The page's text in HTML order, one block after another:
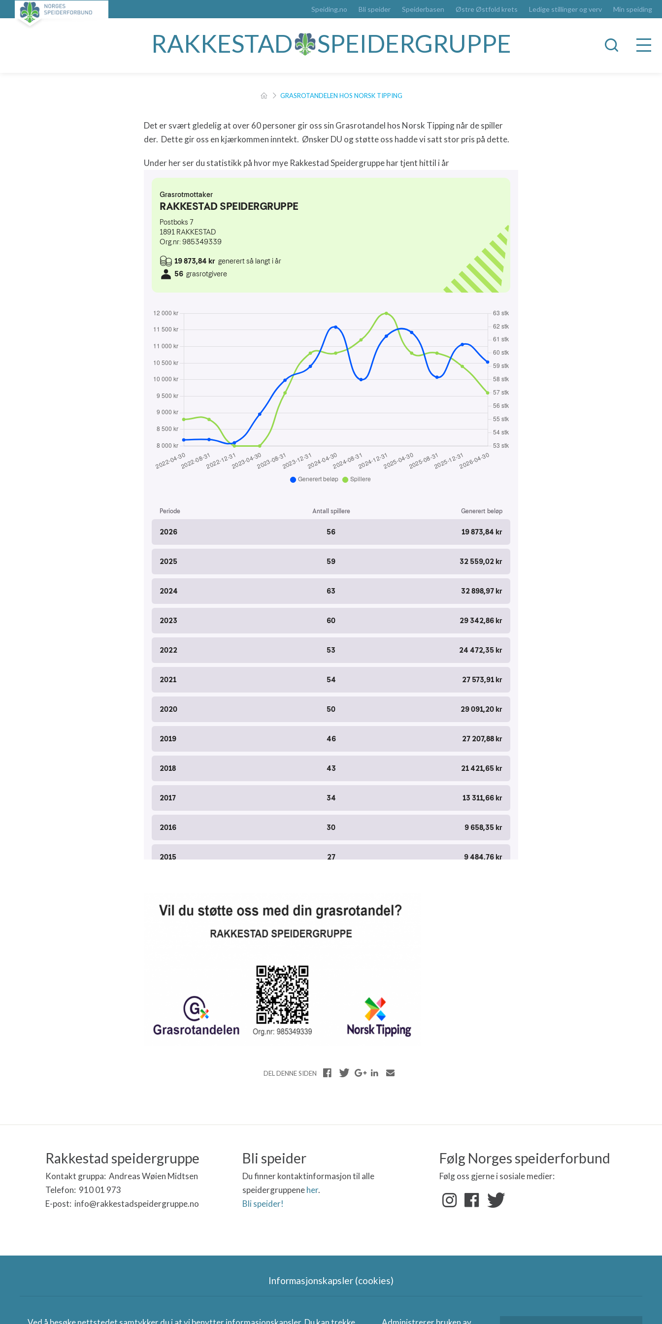
Speiding.no Bli speider Speiderbasen Østre Østfold krets Ledige stillinger og verv Min speiding
RAKKESTAD SPEIDERGRUPPE
GRASROTANDELEN HOS NORSK TIPPING
Det er svært gledelig at over 60 personer gir oss sin Grasrotandel hos Norsk Tipping når de spiller
der. Dette gir oss en kjærkommen inntekt. Ønsker DU og støtte oss hadde vi satt stor pris på dette.
Under her ser du statistikk på hvor mye Rakkestad Speidergruppe har tjent hittil i år
DEL DENNE SIDEN
Rakkestad speidergruppe
Kontakt gruppa: Andreas Wøien Midtsen
Telefon: 910 01 973
E-post: info@rakkestadspeidergruppe.no
Bli speider
Du finner kontaktinformasjon til alle
speidergruppeneher.
Bli speider!
Følg Norges speiderforbund
Følg oss gjerne i sosiale medier:
Informasjonskapsler (cookies)